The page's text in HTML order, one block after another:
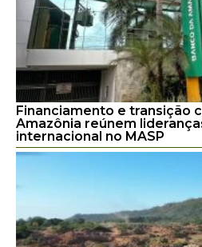
Financiamento e transição
Amazônia reúnem
internacional no MASP